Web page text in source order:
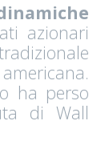
azionari
ha perso
di Wall